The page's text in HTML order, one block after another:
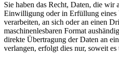
Sie haben das Recht, Daten, die wir
Einwilligung oder in Erfüllung eines
verarbeiten, an sich oder an einen
maschinenlesbaren Format
direkte Übertragung der Daten an
verlangen, erfolgt dies nur, soweit es